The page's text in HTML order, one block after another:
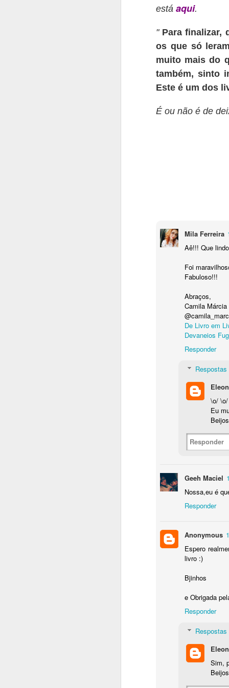
está aqui.
" Para finalizar,
os que só
muito mais do
também, sinto
Este é um dos
É ou não é de
Mila Ferreira
Aê!!! Que
Foi
Fabuloso!!!
Abraços,
Camila Márcia
De Livro em
Devaneios
Responder
Respostas
\o/
Eu
Responder
Geeh Maciel
Nossa,eu é
Responder
Anonymous
Espero
livro :)
Bjinhos
e Obrigada
Responder
Respostas
Sim,
e